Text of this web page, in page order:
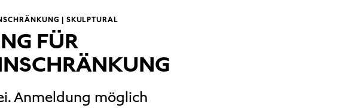
| SKULPTURAL
FÜR
Anmeldung möglich